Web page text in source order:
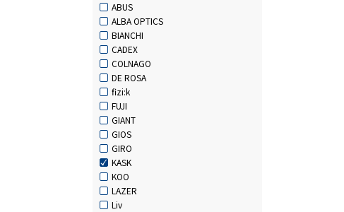
ABUS
ALBA OPTICS
BIANCHI
CADEX
COLNAGO
DE ROSA
fizi:k
FUJI
GIANT
GIOS
GIRO
KASK
KOO
LAZER
Liv